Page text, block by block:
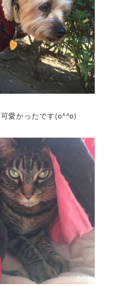
愛かったです(o^^o)